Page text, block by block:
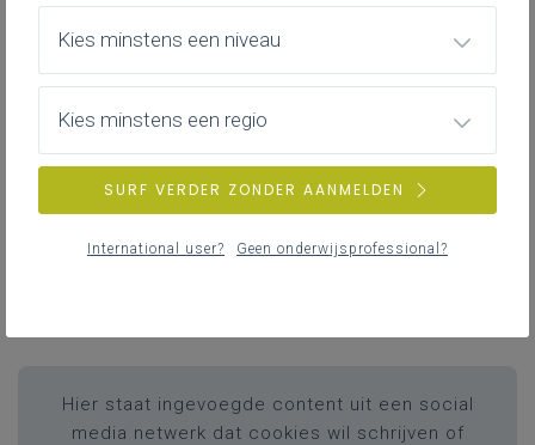
Opnames met duiding situering,
structuur, opbouw, studietraject,
uitlezen. Je hebt hiervoor geen toestemming
Hier staat ingevoegde content uit een social
media netwerk dat cookies wil schrijven of
Kies minstens een niveau
Kies minstens een regio
SURF VERDER ZONDER AANMELDEN
International user? Geen onderwijsprofessional?